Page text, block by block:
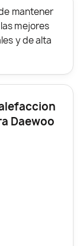
mantener
mejores
y de alta
Daewoo